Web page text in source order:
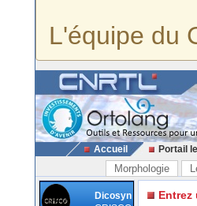
L'équipe du
Accueil Portail
Morphologie
Dicosyn
Entrez